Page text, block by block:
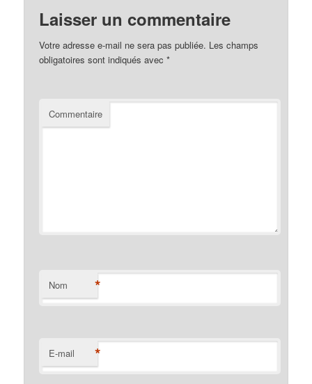
Laisser un commentaire
Votre adresse e-mail ne sera pas publiée. Les champs
obligatoires sont indiqués avec*
Commentaire
Nom *
E-mail *